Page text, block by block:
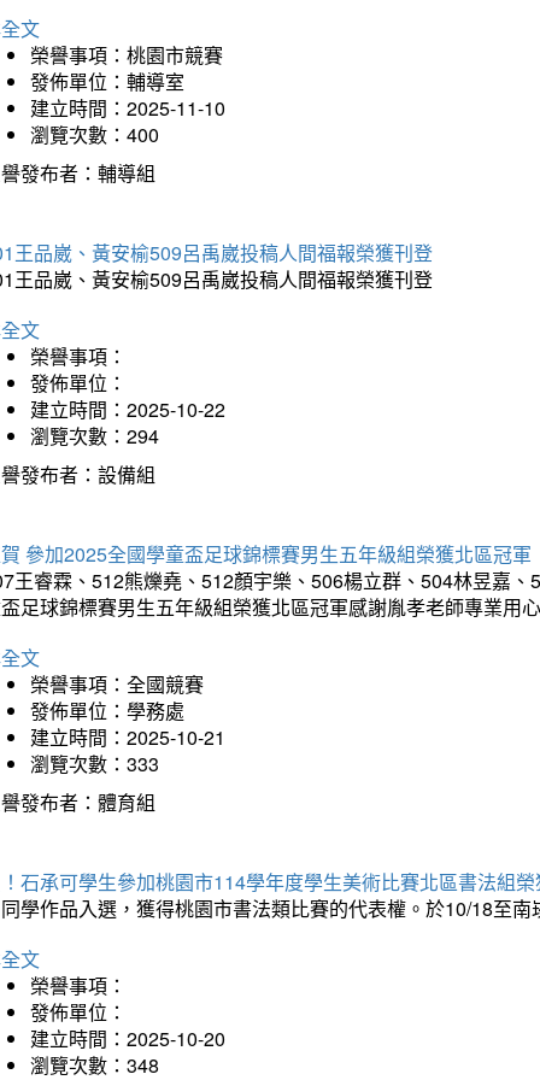
文
榮譽事項：桃園市競賽
發佈單位：輔導室
建立時間：2025-11-10
瀏覽次數：400
發布者：輔導組
王品崴、黃安榆509呂禹崴投稿人間福報榮獲刊登
王品崴、黃安榆509呂禹崴投稿人間福報榮獲刊登
文
榮譽事項：
發佈單位：
建立時間：2025-10-22
瀏覽次數：294
發布者：設備組
參加2025全國學童盃足球錦標賽男生五年級組榮獲北區冠軍
王睿霖、512熊爍堯、512顏宇樂、506楊立群、504林昱嘉
足球錦標賽男生五年級組榮獲北區冠軍感謝胤孝老師專業用
文
榮譽事項：全國競賽
發佈單位：學務處
建立時間：2025-10-21
瀏覽次數：333
發布者：體育組
石承可學生參加桃園市114學年度學生美術比賽北區書法組
學作品入選，獲得桃園市書法類比賽的代表權。於10/18至
文
榮譽事項：
發佈單位：
建立時間：2025-10-20
瀏覽次數：348